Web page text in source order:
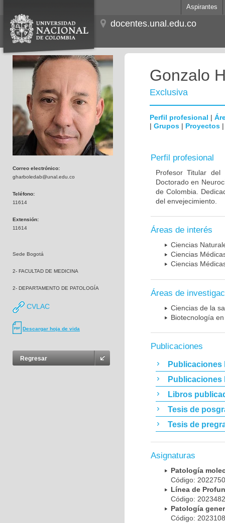
Aspirantes
docentes.unal.edu.co
Correo electrónico:
gharboledab@unal.edu.co
Teléfono:
11614
Extensión:
11614
Sede Bogotá
2- FACULTAD DE MEDICINA
2- DEPARTAMENTO DE PATOLOGÍA
CVLAC
Descargar hoja de vida
Regresar
Gonzalo
Exclusiva
Perfil profesional |
| Grupos | Proyectos
Perfil profesional
Profesor Titular
Doctorado en
de Colombia.
del envejecimiento.
Áreas de interés
Ciencias
Ciencias
Ciencias
Áreas de
Ciencias de la
Biotecnología
Publicaciones
Publicaciones
Publicaciones
Libros
Tesis de
Tesis de
Asignaturas
Patología
Código:
Línea de
Código:
Patología
Código: